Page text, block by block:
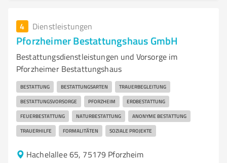
4 Dienstleistungen
Pforzheimer Bestattungshaus GmbH
Bestattungsdienstleistungen und Vorsorge im
Pforzheimer Bestattungshaus
BESTATTUNG BESTATTUNGSARTEN TRAUERBEGLEITUNG
BESTATTUNGSVORSORGE PFORZHEIM ERDBESTATTUNG
FEUERBESTATTUNG NATURBESTATTUNG ANONYME BESTATTUNG
TRAUERHILFE FORMALITÄTEN SOZIALE PROJEKTE
Hachelallee 65, 75179 Pforzheim